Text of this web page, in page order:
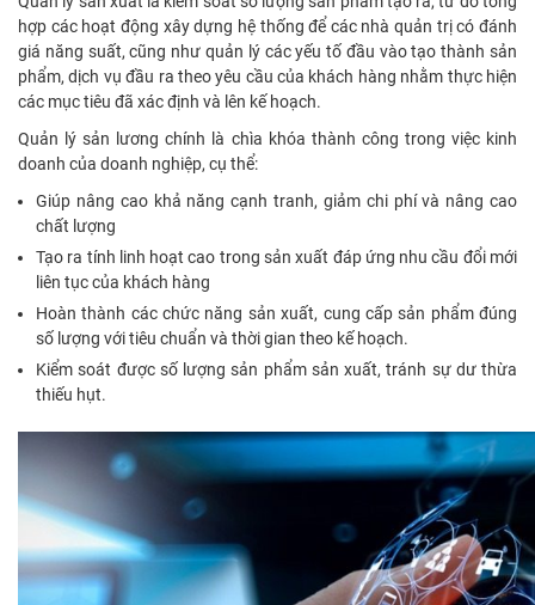
hợp các hoạt động xây dựng hệ thống để các nhà quản trị có đánh
giá năng suất, cũng như quản lý các yếu tố đầu vào tạo thành sản
phẩm, dịch vụ đầu ra theo yêu cầu của khách hàng nhằm thực hiện
các mục tiêu đã xác định và lên kế hoạch.
Quản lý sản lương chính là chìa khóa thành công trong việc kinh
doanh của doanh nghiệp, cụ thể:
Giúp nâng cao khả năng cạnh tranh, giảm chi phí và nâng cao
chất lượng
Tạo ra tính linh hoạt cao trong sản xuất đáp ứng nhu cầu đổi mới
liên tục của khách hàng
Hoàn thành các chức năng sản xuất, cung cấp sản phẩm đúng
số lượng với tiêu chuẩn và thời gian theo kế hoạch.
Kiểm soát được số lượng sản phẩm sản xuất, tránh sự dư thừa
thiếu hụt.